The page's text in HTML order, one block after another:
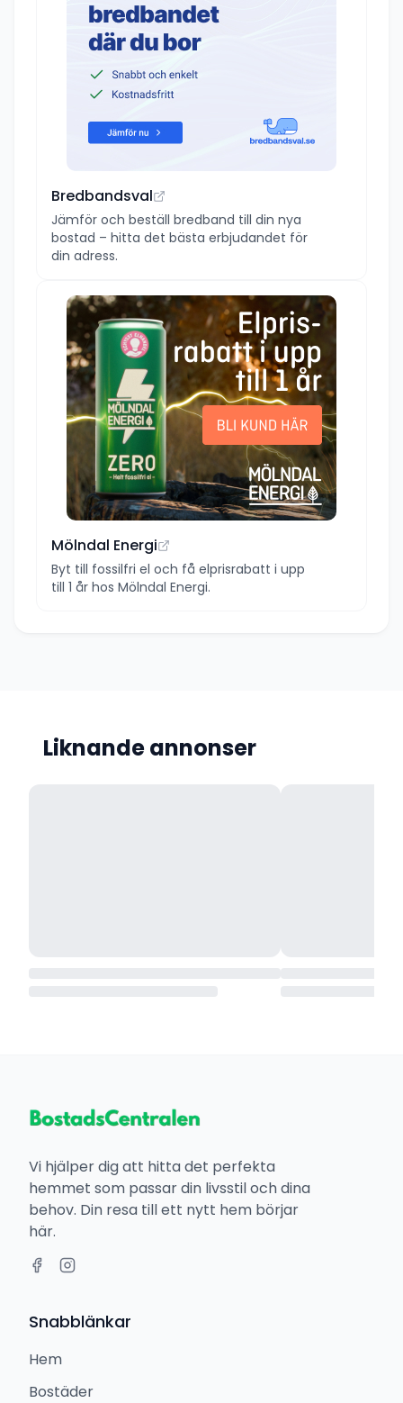
Bredbandsval
Jämför och beställ bredband till din nya
bostad – hitta det bästa erbjudandet för
din adress.
Mölndal Energi
Byt till fossilfri el och få elprisrabatt i upp
till 1 år hos Mölndal Energi.
Liknande annonser
Vi hjälper dig att hitta det perfekta
hemmet som passar din livsstil och dina
behov. Din resa till ett nytt hem börjar
här.
Snabblänkar
Hem
Bostäder